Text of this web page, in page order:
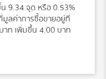
9.34 จุด หรือ 0.53%
ลค่าการซื้อขายอยู่ที่
ท เพิ่มขึ้น 4.00 บาท